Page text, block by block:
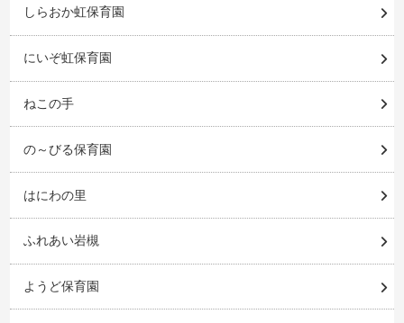
しらおか虹保育園
にいぞ虹保育園
ねこの手
の～びる保育園
はにわの里
ふれあい岩槻
ようど保育園